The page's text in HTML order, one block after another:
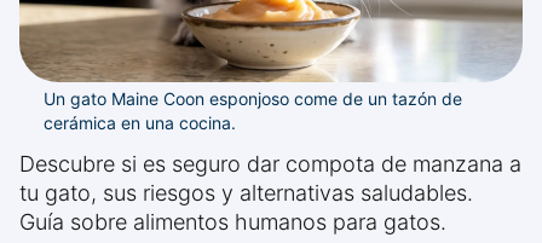
Un gato Maine Coon esponjoso come de un tazón de
cerámica en una cocina.
Descubre si es seguro dar compota de manzana a
tu gato, sus riesgos y alternativas saludables.
Guía sobre alimentos humanos para gatos.